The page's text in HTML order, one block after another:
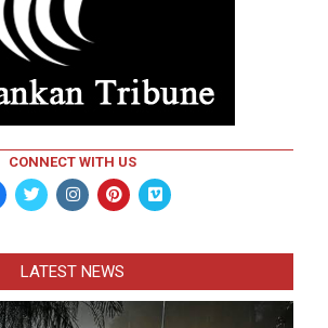
CONNECT WITH US
LATEST NEWS